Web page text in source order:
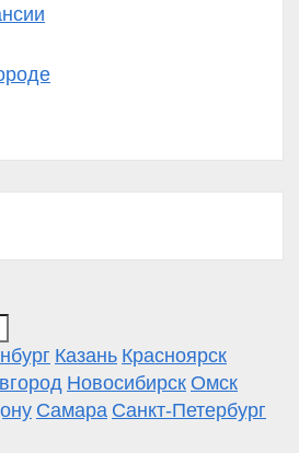
Казань Красноярск
Новосибирск Омск
Самара Санкт-Петербург